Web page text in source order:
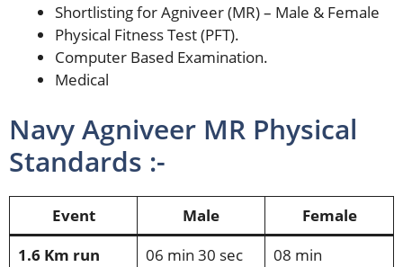
Shortlisting for Agniveer (MR) – Male & Female
Physical Fitness Test (PFT).
Computer Based Examination.
Medical
Navy Agniveer MR Physical
Standards :-
Event Male
Female
1.6 Km run
06 min 30 sec
08 min